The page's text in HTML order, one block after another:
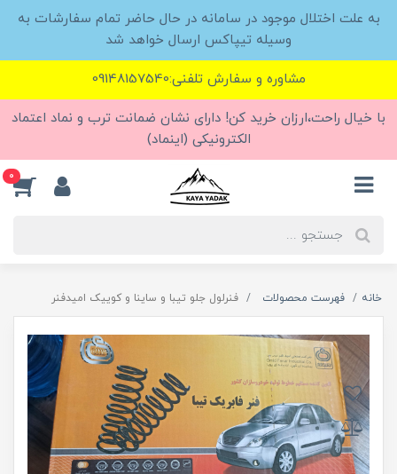
به علت اختلال موجود در سامانه در حال حاضر تمام سفارشات به
وسیله تیپاکس ارسال خواهد شد
مشاوره و سفارش تلفنی:09148157540
با خیال راحت،ارزان خرید کن! دارای نشان ضمانت ترب و نماد اعتماد
الکترونیکی (اینماد)
0
خانه فهرست محصولات فنرلول جلو تیبا و ساینا و کوییک امیدفنر